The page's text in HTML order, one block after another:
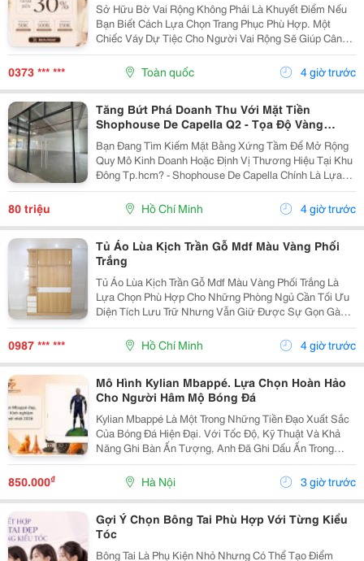
Sở Hữu Bờ Vai Rộng Không Phải Là Khuyết Điểm Nếu
Bạn Biết Cách Lựa Chọn Trang Phục Phù Hợp. Một
Chiếc Váy Dự Tiệc Cho Người Vai Rộng Sẽ Giúp Cân
Đối Tỷ Lệ Cơ Thể, Tạo Cảm Giác Mềm Mại Và Thanh
Thoát Hơn. Từ Kiểu Cổ Chữ V, Váy Chữ A Đến Những
Thiết Kế...
0373 *** *** Toàn quốc 4 giờ trước
Tăng Bứt Phá Doanh Thu Với Mặt Tiền
Shophouse De Capella Q2 - Tọa Độ Vàng
Đường Lương Định Của
Bạn Đang Tìm Kiếm Mặt Bằng Xứng Tầm Để Mở Rộng
Quy Mô Kinh Doanh Hoặc Định Vị Thương Hiệu Tại Khu
Đông Tp.hcm? - Shophouse De Capella Chính Là Lựa
Chọn Tối Ưu Cho Sự Phát Triển Dài Hạn Của Doanh
Nghiệp! - Vị Trí Đắc Địa: Mặt Tiền Trục Đường Tâm...
80 triệu Hồ Chí Minh 4 giờ trước
Tủ Áo Lùa Kịch Trần Gỗ Mdf Màu Vàng Phối
Trắng
Tủ Áo Lùa Kịch Trần Gỗ Mdf Màu Vàng Phối Trắng Là
Lựa Chọn Phù Hợp Cho Những Phòng Ngủ Cần Tối Ưu
Diện Tích Lưu Trữ Nhưng Vẫn Giữ Được Sự Gọn Gàng,
Hiện Đại. Thiết Kế Cao Kịch Trần Giúp Tận Dụng Khoảng
Không Phía Trên, Hạn Chế Bụi Bám Và Tạo Cảm Giác...
0987 *** *** Hồ Chí Minh 4 giờ trước
Mô Hình Kylian Mbappé. Lựa Chọn Hoàn Hảo
Cho Người Hâm Mộ Bóng Đá
Kylian Mbappé Là Một Trong Những Tiền Đạo Xuất Sắc
Của Bóng Đá Hiện Đại. Với Tốc Độ, Kỹ Thuật Và Khả
Năng Ghi Bàn Ấn Tượng, Anh Đã Ghi Dấu Ấn Trong
Màu Áo Đội Tuyển Pháp Cũng Như Các Câu Lạc Bộ
Hàng Đầu Châu Âu. Chính Vì Vậy, Mô Hình Kylian
Mbappé...
850.000₫ Hà Nội 3 giờ trước
Gợi Ý Chọn Bông Tai Phù Hợp Với Từng Kiểu
Tóc
Bông Tai Là Phụ Kiện Nhỏ Nhưng Có Thể Tạo Điểm